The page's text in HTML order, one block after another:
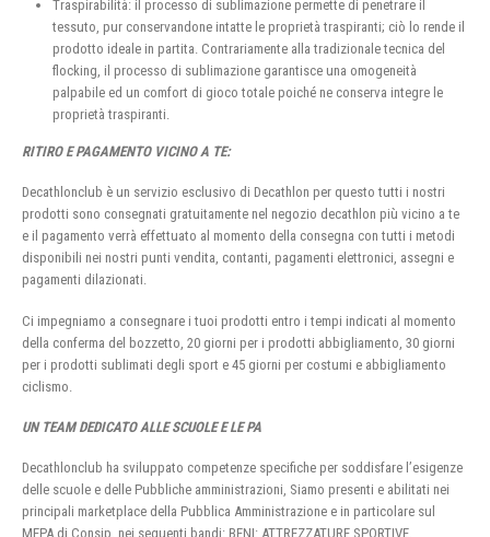
Traspirabilità: il processo di sublimazione permette di penetrare il
tessuto, pur conservandone intatte le proprietà traspiranti; ciò lo rende il
prodotto ideale in partita. Contrariamente alla tradizionale tecnica del
flocking, il processo di sublimazione garantisce una omogeneità
palpabile ed un comfort di gioco totale poiché ne conserva integre le
proprietà traspiranti.
RITIRO E PAGAMENTO VICINO A TE:
Decathlonclub è un servizio esclusivo di Decathlon per questo tutti i nostri
prodotti sono consegnati gratuitamente nel negozio decathlon più vicino a te
e il pagamento verrà effettuato al momento della consegna con tutti i metodi
disponibili nei nostri punti vendita, contanti, pagamenti elettronici, assegni e
pagamenti dilazionati.
Ci impegniamo a consegnare i tuoi prodotti entro i tempi indicati al momento
della conferma del bozzetto, 20 giorni per i prodotti abbigliamento, 30 giorni
per i prodotti sublimati degli sport e 45 giorni per costumi e abbigliamento
ciclismo.
UN TEAM DEDICATO ALLE SCUOLE E LE PA
Decathlonclub ha sviluppato competenze specifiche per soddisfare l’esigenze
delle scuole e delle Pubbliche amministrazioni, Siamo presenti e abilitati nei
principali marketplace della Pubblica Amministrazione e in particolare sul
MEPA di Consip, nei seguenti bandi: BENI: ATTREZZATURE SPORTIVE,